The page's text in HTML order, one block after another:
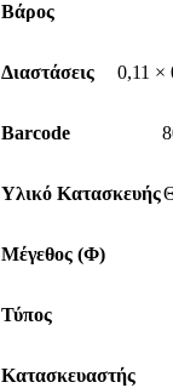
Βάρος
Διαστάσεις 0,11 ×
Barcode
Υλικό Κατασκευής
Μέγεθος (Φ)
Τύπος
Κατασκευαστής